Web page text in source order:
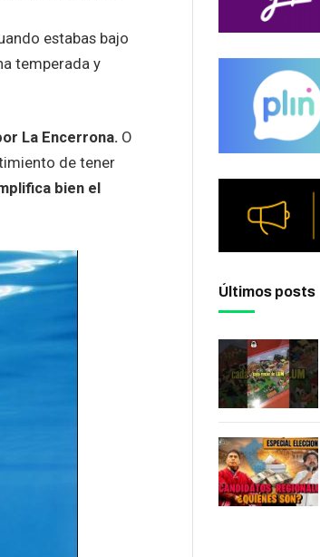
estabas bajo
temperada y
La Encerrona.O
de tener
bien el
Últimos posts